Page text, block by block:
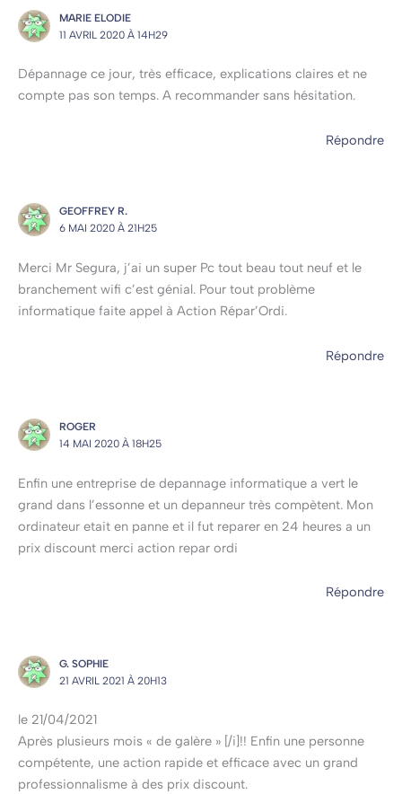
MARIE ELODIE
11 AVRIL 2020 À 14H29
Dépannage ce jour, très efficace, explications claires et ne
compte pas son temps. A recommander sans hésitation.
Répondre
GEOFFREY R.
6 MAI 2020 À 21H25
Merci Mr Segura, j’ai un super Pc tout beau tout neuf et le
branchement wifi c’est génial. Pour tout problème
informatique faite appel à Action Répar’Ordi.
Répondre
ROGER
14 MAI 2020 À 18H25
Enfin une entreprise de depannage informatique a vert le
grand dans l’essonne et un depanneur très compètent. Mon
ordinateur etait en panne et il fut reparer en 24 heures a un
prix discount merci action repar ordi
Répondre
G. SOPHIE
21 AVRIL 2021 À 20H13
le 21/04/2021
Après plusieurs mois « de galère » [/i]!! Enfin une personne
compétente, une action rapide et efficace avec un grand
professionnalisme à des prix discount.